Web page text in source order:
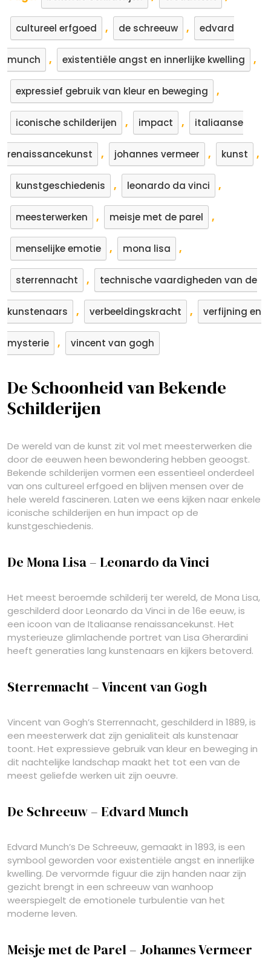
cultureel erfgoed , de schreeuw , edvard
munch , existentiële angst en innerlijke kwelling ,
expressief gebruik van kleur en beweging ,
iconische schilderijen , impact , italiaanse
renaissancekunst , johannes vermeer , kunst ,
kunstgeschiedenis , leonardo da vinci ,
meesterwerken , meisje met de parel ,
menselijke emotie , mona lisa ,
sterrennacht , technische vaardigheden van de
kunstenaars , verbeeldingskracht , verfijning en
mysterie , vincent van gogh
De Schoonheid van Bekende
Schilderijen
De wereld van de kunst zit vol met meesterwerken die
door de eeuwen heen bewondering hebben geoogst.
Bekende schilderijen vormen een essentieel onderdeel
van ons cultureel erfgoed en blijven mensen over de
hele wereld fascineren. Laten we eens kijken naar enkele
iconische schilderijen en hun impact op de
kunstgeschiedenis.
De Mona Lisa – Leonardo da Vinci
Het meest beroemde schilderij ter wereld, de Mona Lisa,
geschilderd door Leonardo da Vinci in de 16e eeuw, is
een icoon van de Italiaanse renaissancekunst. Het
mysterieuze glimlachende portret van Lisa Gherardini
heeft generaties lang kunstenaars en kijkers betoverd.
Sterrennacht – Vincent van Gogh
Vincent van Gogh’s Sterrennacht, geschilderd in 1889, is
een meesterwerk dat zijn genialiteit als kunstenaar
toont. Het expressieve gebruik van kleur en beweging in
dit nachtelijke landschap maakt het tot een van de
meest geliefde werken uit zijn oeuvre.
De Schreeuw – Edvard Munch
Edvard Munch’s De Schreeuw, gemaakt in 1893, is een
symbool geworden voor existentiële angst en innerlijke
kwelling. De vervormde figuur die zijn handen naar zijn
gezicht brengt in een schreeuw van wanhoop
weerspiegelt de emotionele turbulentie van het
moderne leven.
Meisje met de Parel – Johannes Vermeer